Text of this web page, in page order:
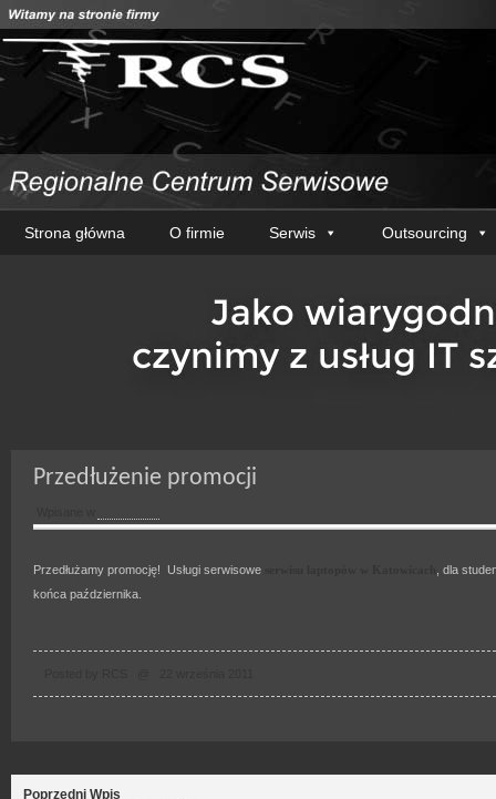
Strona główna O firmie Serwis Outsourcing
Przedłużenie promocji
Przedłużamy promocję! Usługi serwisowe
, dla
końca października.
Poprzedni Wpis